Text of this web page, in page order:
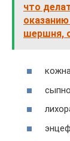
что
шершня,